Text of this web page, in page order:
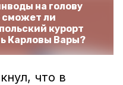
на голову
ли
курорт
Карловы Вары?
что в